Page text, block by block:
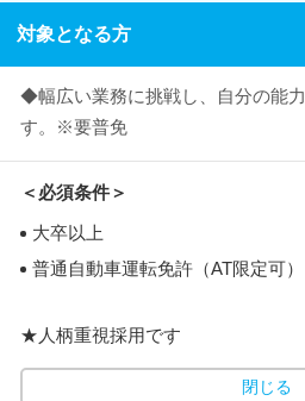
対象となる方
◆幅広い業務に挑戦し、自分の能
す。※要普免
＜必須条件＞
大卒以上
普通自動車運転免許（AT限定可）
★人柄重視採用です
閉じる